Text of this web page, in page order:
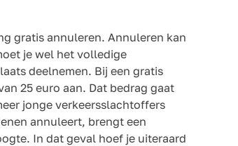
gratis annuleren. Annuleren kan
je wel het volledige
deelnemen. Bij een gratis
25 euro aan. Dat bedrag gaat
jonge verkeersslachtoffers
annuleert, brengt een
In dat geval hoef je uiteraard